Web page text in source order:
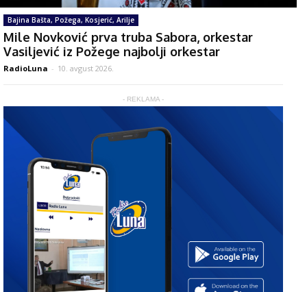
Bajina Bašta, Požega, Kosjerić, Arilje
Mile Novković prva truba Sabora, orkestar
Vasiljević iz Požege najbolji orkestar
RadioLuna - 10. avgust 2026.
- REKLAMA -